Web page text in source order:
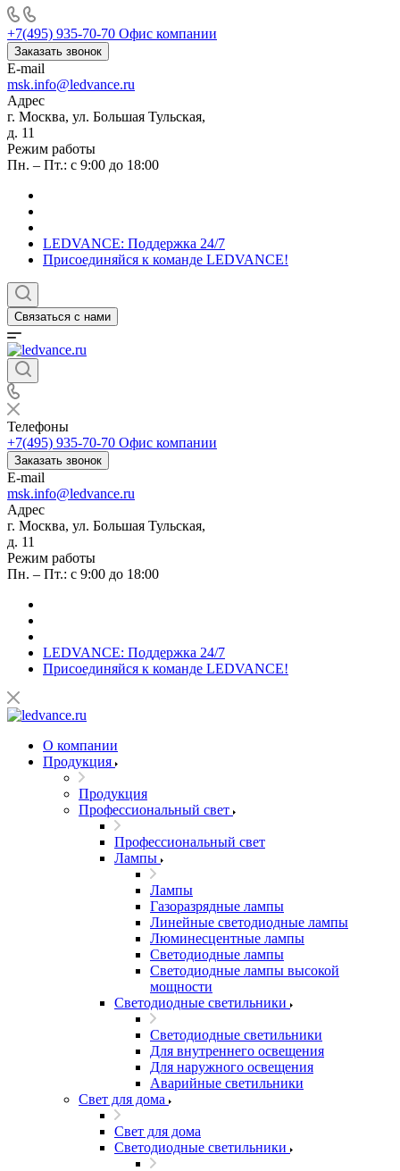
+7(495) 935-70-70 Офис компании
Заказать звонок
E-mail
msk.info@ledvance.ru
Адрес
г. Москва, ул. Большая Тульская,
д. 11
Режим работы
Пн. – Пт.: с 9:00 до 18:00
LEDVANCE: Поддержка 24/7
Присоединяйся к команде LEDVANCE!
Связаться с нами
Телефоны
+7(495) 935-70-70 Офис компании
Заказать звонок
E-mail
msk.info@ledvance.ru
Адрес
г. Москва, ул. Большая Тульская,
д. 11
Режим работы
Пн. – Пт.: с 9:00 до 18:00
LEDVANCE: Поддержка 24/7
Присоединяйся к команде LEDVANCE!
О компании
Продукция
Продукция
Профессиональный свет
Профессиональный свет
Лампы
Лампы
Газоразрядные лампы
Линейные светодиодные лампы
Люминесцентные лампы
Светодиодные лампы
Светодиодные лампы высокой
мощности
Светодиодные светильники
Светодиодные светильники
Для внутреннего освещения
Для наружного освещения
Аварийные светильники
Свет для дома
Свет для дома
Светодиодные светильники